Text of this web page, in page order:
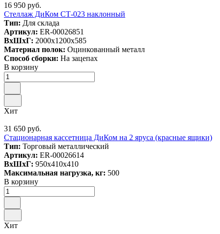
16 950 руб.
Стеллаж ДиКом СТ-023 наклонный
Тип: Для склада
Артикул: ER-00026851
ВxШxГ: 2000x1200x585
Материал полок: Оцинкованный металл
Способ сборки: На зацепах
В корзину
Хит
31 650 руб.
Стационарная кассетница ДиКом на 2 яруса (красные ящики)
Тип: Торговый металлический
Артикул: ER-00026614
ВxШxГ: 950x410x410
Максимальная нагрузка, кг: 500
В корзину
Хит